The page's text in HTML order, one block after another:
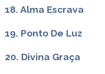
18. Alma Escrava
19. Ponto De Luz
20. Divina Graça